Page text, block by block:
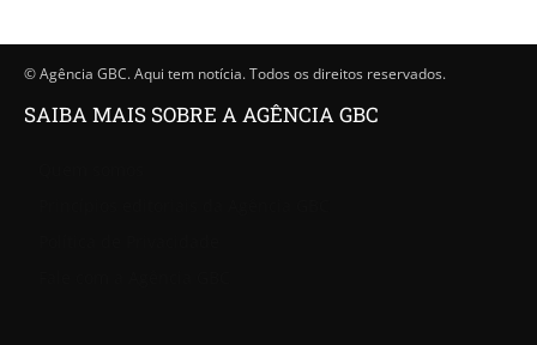
© Agência GBC. Aqui tem notícia. Todos os direitos reservados.
SAIBA MAIS SOBRE A AGÊNCIA GBC